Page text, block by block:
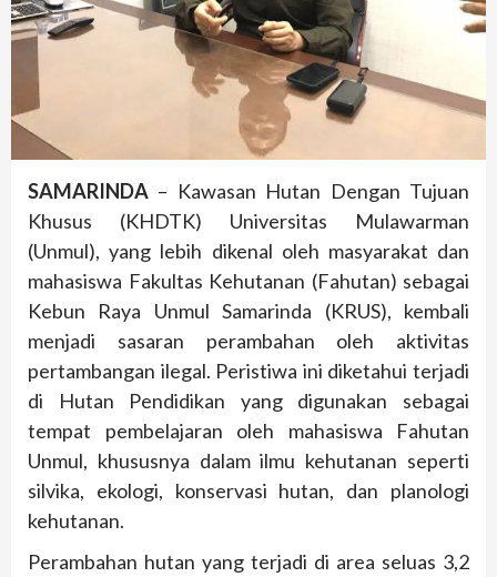
SAMARINDA – Kawasan Hutan Dengan Tujuan
Khusus (KHDTK) Universitas Mulawarman
(Unmul), yang lebih dikenal oleh masyarakat dan
mahasiswa Fakultas Kehutanan (Fahutan) sebagai
Kebun Raya Unmul Samarinda (KRUS), kembali
menjadi sasaran perambahan oleh aktivitas
pertambangan ilegal. Peristiwa ini diketahui terjadi
di Hutan Pendidikan yang digunakan sebagai
tempat pembelajaran oleh mahasiswa Fahutan
Unmul, khususnya dalam ilmu kehutanan seperti
silvika, ekologi, konservasi hutan, dan planologi
kehutanan.
Perambahan hutan yang terjadi di area seluas 3,2